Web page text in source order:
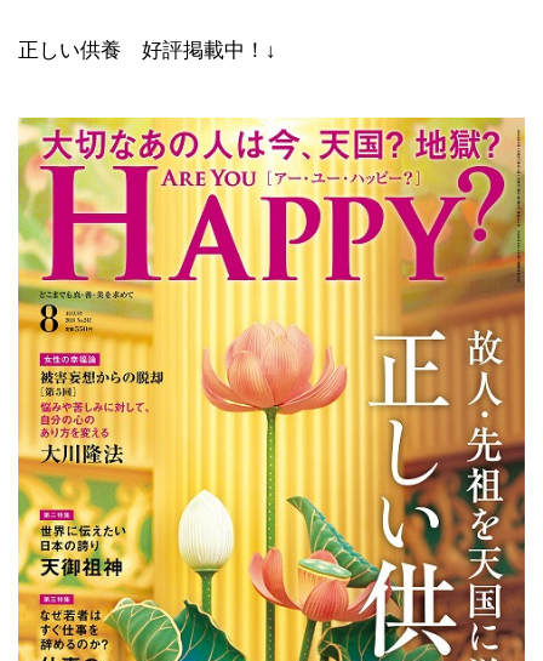
正しい供養 好評掲載中！↓